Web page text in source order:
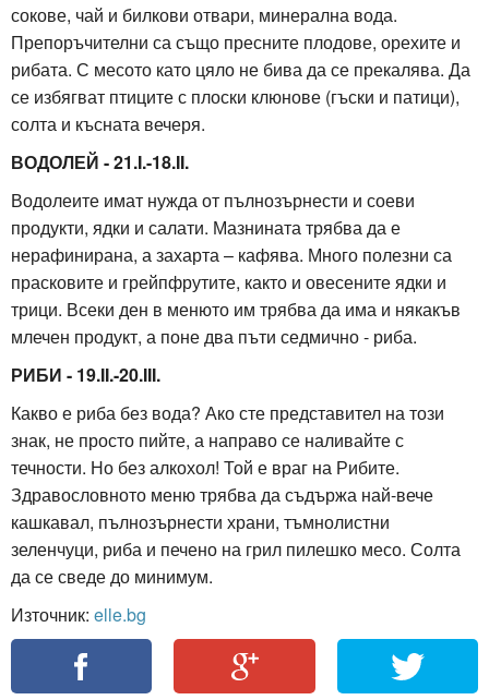
сокове, чай и билкови отвари, минерална вода.
Препоръчителни са също пресните плодове, орехите и
рибата. С месото като цяло не бива да се прекалява. Да
се избягват птиците с плоски клюнове (гъски и патици),
солта и късната вечеря.
ВОДОЛЕЙ - 21.I.-18.II.
Водолеите имат нужда от пълнозърнести и соеви
продукти, ядки и салати. Мазнината трябва да е
нерафинирана, а захарта – кафява. Много полезни са
прасковите и грейпфрутите, както и овесените ядки и
трици. Всеки ден в менюто им трябва да има и някакъв
млечен продукт, а поне два пъти седмично - риба.
РИБИ - 19.II.-20.III.
Какво е риба без вода? Ако сте представител на този
знак, не просто пийте, а направо се наливайте с
течности. Но без алкохол! Той е враг на Рибите.
Здравословното меню трябва да съдържа най-вече
кашкавал, пълнозърнести храни, тъмнолистни
зеленчуци, риба и печено на грил пилешко месо. Солта
да се сведе до минимум.
Източник: elle.bg